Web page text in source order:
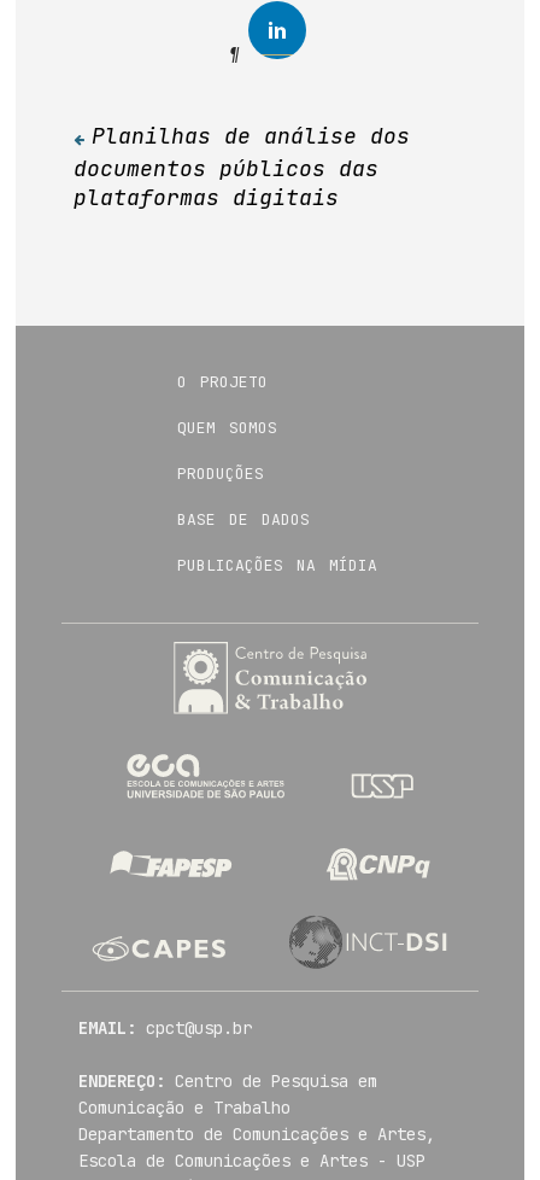
Navegação
de
Planilhas de análise dos
documentos públicos das
plataformas digitais
o projeto
quem somos
produções
base de dados
publicações na mídia
EMAIL: cpct@usp.br
ENDEREÇO:
Centro de Pesquisa em
Comunicação e Trabalho
Departamento de Comunicações e Artes,
Escola de Comunicações e Artes - USP